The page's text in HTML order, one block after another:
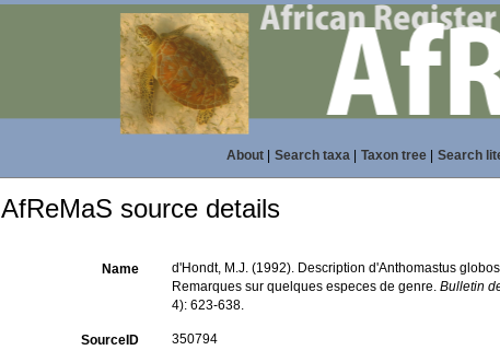
About| Search taxa| Taxon tree| Search
AfReMaS source details
Name
d'Hondt, M.J. (1992). Description d'Anthomastus
Remarques sur quelques especes de genre.Bulletin
4): 623-638.
SourceID 350794